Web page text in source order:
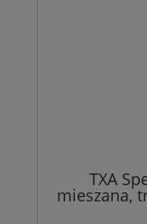
TXA
mieszana,